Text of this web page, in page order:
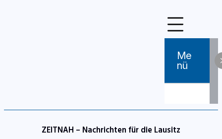
Me
Nü
ZEITNAH – Nachrichten für die Lausitz